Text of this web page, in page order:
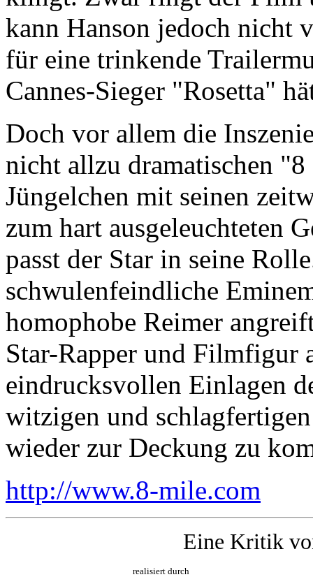
kann Hanson jedoch nicht
für eine trinkende
Cannes-Sieger "Rosetta"
Doch vor allem die
nicht allzu dramatischen
Jüngelchen mit seinen
zum hart ausgeleuchteten
passt der Star in seine
schwulenfeindliche
homophobe Reimer
Star-Rapper und Filmfigur
eindrucksvollen Einlagen
witzigen und
wieder zur Deckung zu
http://www.8-mile.com
Eine Kritik
realisiert durch